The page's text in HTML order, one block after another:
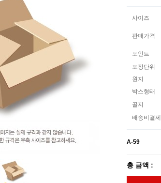
사이즈
판매가격
포인트
포장단위
원지
박스형태
골지
배송비결제
A-59
총 금액 :